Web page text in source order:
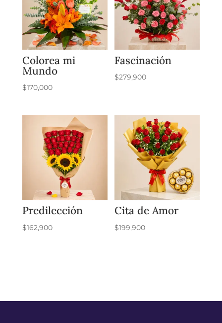
Colorea mi
Mundo
$170,000
Fascinación
$279,900
Predilección
$162,900
Cita de Amor
$199,900